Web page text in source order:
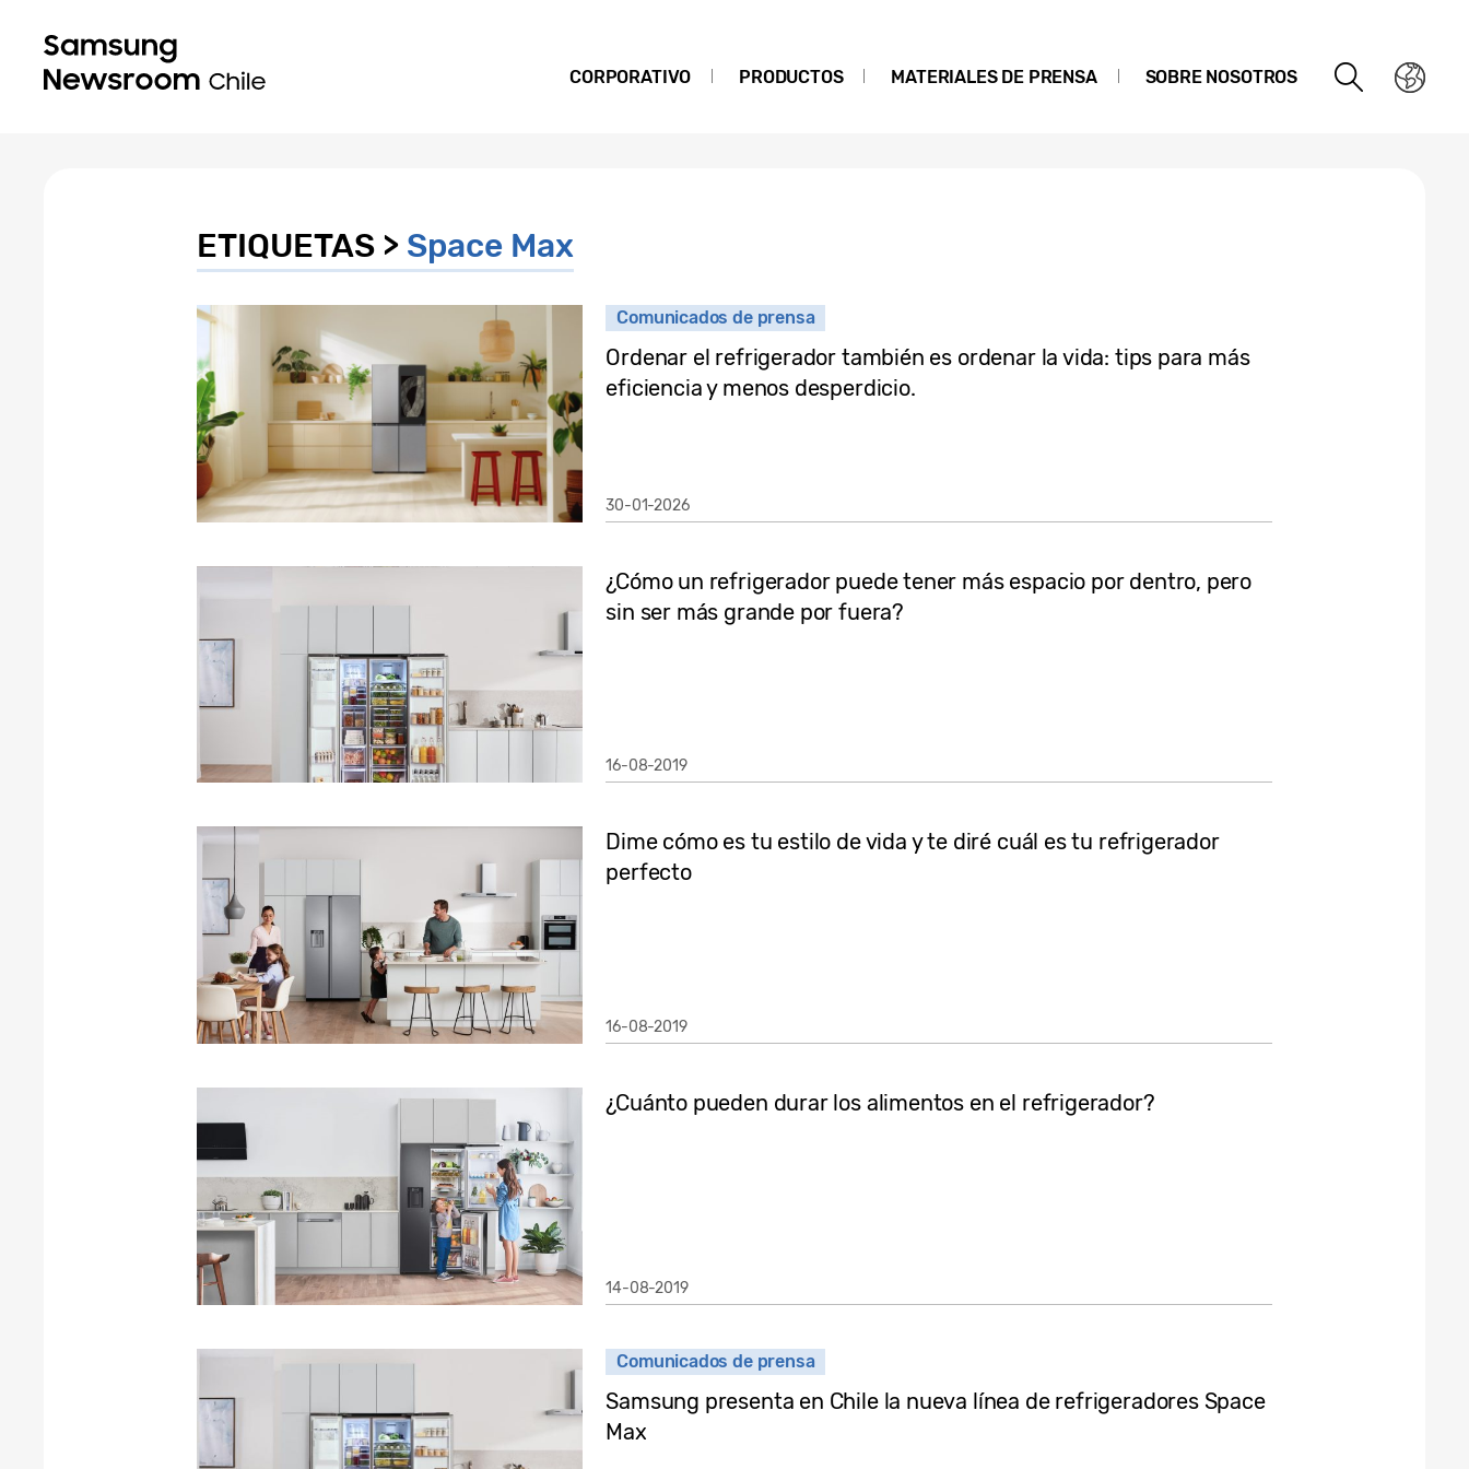
CORPORATIVO PRODUCTOS MATERIALES DE PRENSA SOBRE NOSOTROS
ETIQUETAS > Space Max
Comunicados de prensa
Ordenar el refrigerador también es ordenar la vida: tips para más
eficiencia y menos desperdicio.
30-01-2026
¿Cómo un refrigerador puede tener más espacio por dentro, pero
sin ser más grande por fuera?
16-08-2019
Dime cómo es tu estilo de vida y te diré cuál es tu refrigerador
perfecto
16-08-2019
¿Cuánto pueden durar los alimentos en el refrigerador?
14-08-2019
Comunicados de prensa
Samsung presenta en Chile la nueva línea de refrigeradores Space
Max